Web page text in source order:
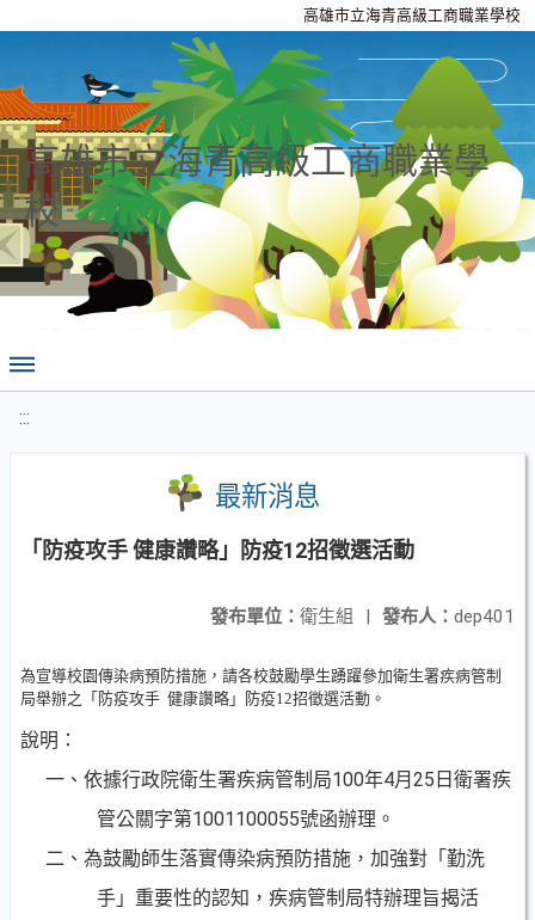
高雄市立海青高級工商職業學校
高雄市立海青高級工商職業學
校
:::
最新消息
「防疫攻手 健康讚略」防疫12招徵選活動
發布人： dep401
發布單位： 衛生組 |
為宣導校園傳染病預防措施，請各校鼓勵學生踴躍參加衛生署疾病管制
局舉辦之
「防疫攻手 健康讚略」防疫12招徵選活動。
說明：
一、依據行政院衛生署疾病管制局100年4月25 日衛署疾
管公關字第1001100055號函辦理。
二、為鼓勵師生落實傳染病預防措施，加強對「勤洗
手」重要性的認知，疾病管制局特辦理旨揭活